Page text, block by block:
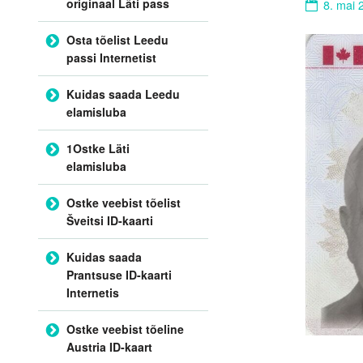
8. mai
Osta tõelist Leedu
passi Internetist
Kuidas saada Leedu
elamisluba
1Ostke Läti
elamisluba
Ostke veebist tõelist
Šveitsi ID-kaarti
Kuidas saada
Prantsuse ID-kaarti
Internetis
Ostke veebist tõeline
Austria ID-kaart